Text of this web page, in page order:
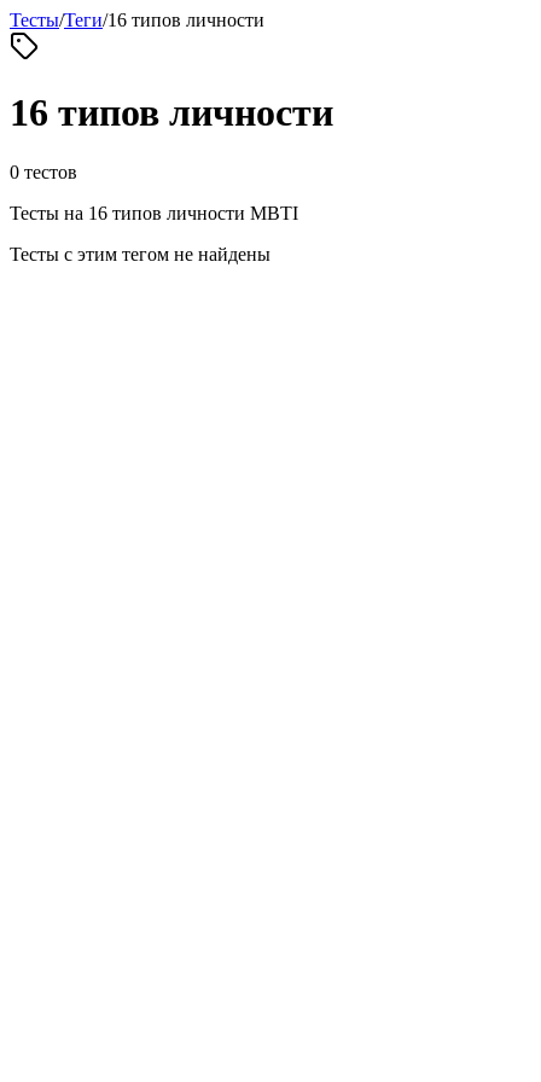
Тесты/Теги/16 типов личности
16 типов личности
0 тестов
Тесты на 16 типов личности MBTI
Тесты с этим тегом не найдены